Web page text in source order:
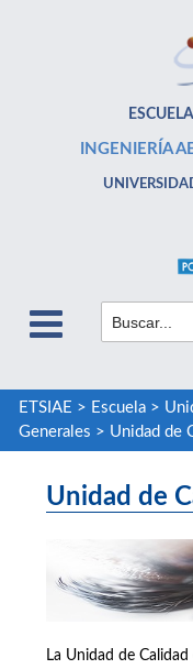
INGENIERÍA
ETSIAE > Escuela>
Generales > Unidad de
Unidad de
La Unidad de